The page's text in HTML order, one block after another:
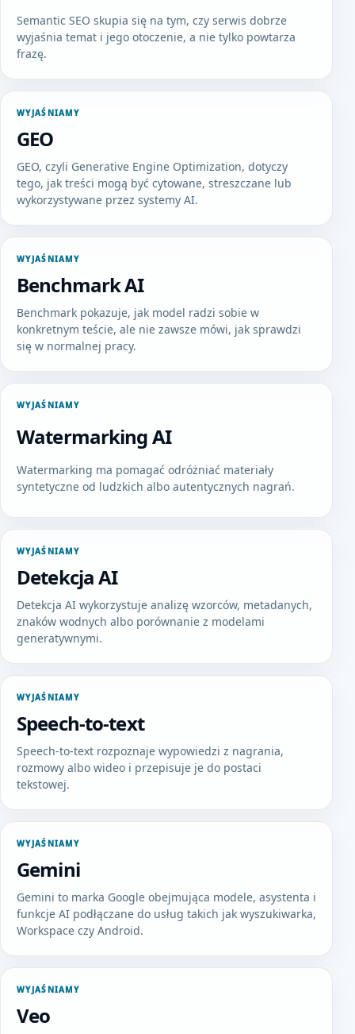
Semantic SEO skupia się na tym, czy serwis dobrze
wyjaśnia temat i jego otoczenie, a nie tylko powtarza
frazę.
WYJAŚNIAMY
GEO
GEO, czyli Generative Engine Optimization, dotyczy
tego, jak treści mogą być cytowane, streszczane lub
wykorzystywane przez systemy AI.
WYJAŚNIAMY
Benchmark AI
Benchmark pokazuje, jak model radzi sobie w
konkretnym teście, ale nie zawsze mówi, jak sprawdzi
się w normalnej pracy.
WYJAŚNIAMY
Watermarking AI
Watermarking ma pomagać odróżniać materiały
syntetyczne od ludzkich albo autentycznych nagrań.
WYJAŚNIAMY
Detekcja AI
Detekcja AI wykorzystuje analizę wzorców, metadanych,
znaków wodnych albo porównanie z modelami
generatywnymi.
WYJAŚNIAMY
Speech-to-text
Speech-to-text rozpoznaje wypowiedzi z nagrania,
rozmowy albo wideo i przepisuje je do postaci
tekstowej.
WYJAŚNIAMY
Gemini
Gemini to marka Google obejmująca modele, asystenta i
funkcje AI podłączane do usług takich jak wyszukiwarka,
Workspace czy Android.
WYJAŚNIAMY
Veo